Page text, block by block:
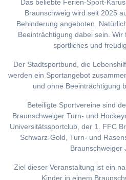
Das beliebte Ferien-Sport-
Braunschweig wird seit 2025
Behinderung angeboten.
Beeinträchtigung dabei sein.
sportliches und
Der Stadtsportbund, die
werden ein Sportangebot
und ohne Beeinträchtigung
Beteiligte Sportvereine sind
Braunschweiger Turn- und
Universitätssportclub, der 1. FFC
Schwarz-Gold, Turn- und
Braunschweiger
Ziel dieser Veranstaltung ist ein
Kinder in einem